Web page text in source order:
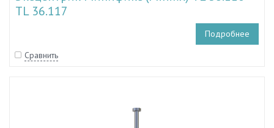
TL 36.117
Подробнее
Сравнить